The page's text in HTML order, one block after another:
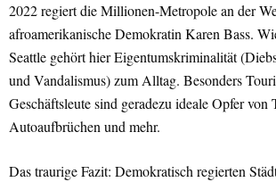
2022 regiert die Millionen-Metropole an der
afroamerikanische Demokratin Karen Bass.
Seattle gehört hier Eigentumskriminalität
und Vandalismus) zum Alltag. Besonders
Geschäftsleute sind geradezu ideale Opfer von
Autoaufbrüchen und mehr.
Das traurige Fazit: Demokratisch regierten